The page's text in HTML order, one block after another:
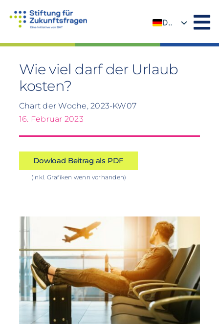
Inhalt
DE
Wie viel darf der Urlaub
kosten?
Chart der Woche, 2023-KW07
16. Februar 2023
Dowload Beitrag als PDF
(inkl. Grafiken wenn vorhanden)